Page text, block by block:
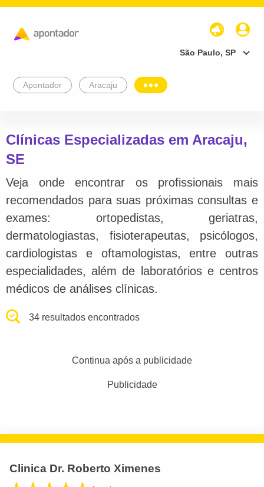
São Paulo, SP
Apontador Aracaju
Clínicas Especializadas em Aracaju,
SE
Veja onde encontrar os profissionais mais
recomendados para suas próximas consultas e
exames: ortopedistas, geriatras,
dermatologiastas, fisioterapeutas, psicólogos,
cardiologistas e oftamologistas, entre outras
especialidades, além de laboratórios e centros
médicos de análises clínicas.
34 resultados encontrados
Continua após a publicidade
Publicidade
Clinica Dr. Roberto Ximenes